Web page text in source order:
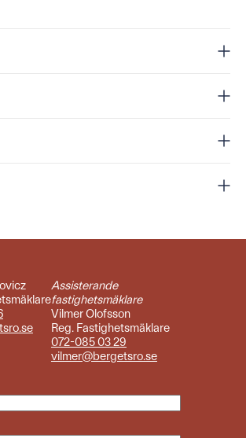
Assisterande
fastighetsmäklare
Vilmer Olofsson
Reg. Fastighetsmäklare
072-085 03 29
vilmer@bergetsro.se